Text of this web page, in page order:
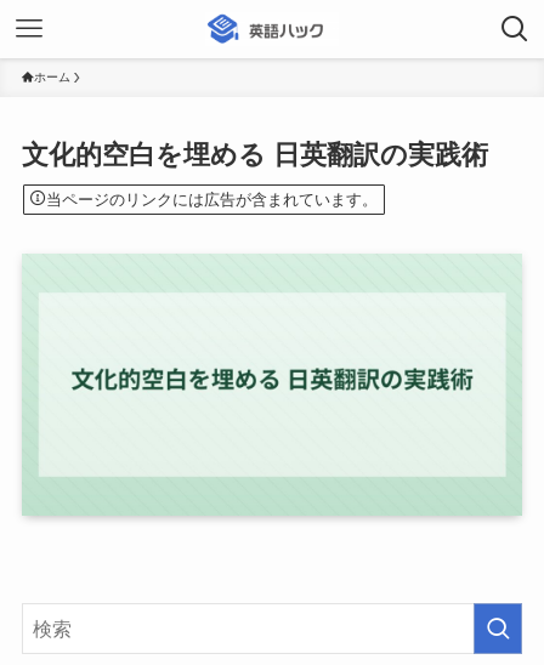
ホーム
文化的空白を埋める 日英翻訳の実践術
当ページのリンクには広告が含まれています。